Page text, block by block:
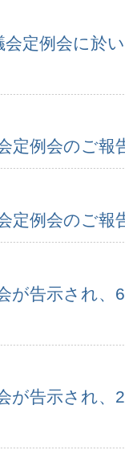
定例会に於
定例会のご報
定例会のご報
が告示され、
が告示され、